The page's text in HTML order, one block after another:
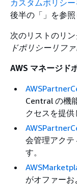
カスタムポリシ
後半の「」を参照
次のリストのリ
ドポリシーリフ
AWS マネージド
Central の機
クセスを提供
会管理アクテ
す。
がオファー